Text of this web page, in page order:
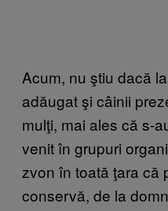
Acum, nu ştiu dacă
adăugat şi câinii
mulţi, mai ales că s-
venit în grupuri
zvon în toată ţara că
conservă, de la